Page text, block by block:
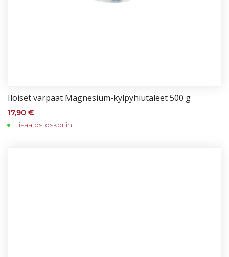
Iloi­set var­paat Mag­ne­sium-kyl­py­hiu­ta­leet 500 g
17,90 €
Lisää ostoskoriin